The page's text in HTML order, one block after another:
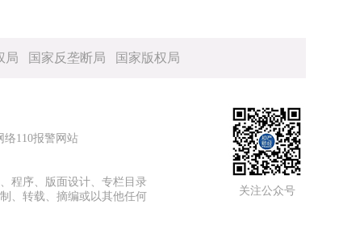
局 国家反垄断局 国家版权局
络110报警网站
程序、版面设计、专栏目录
、转载、摘编或以其他任何
关注公众号